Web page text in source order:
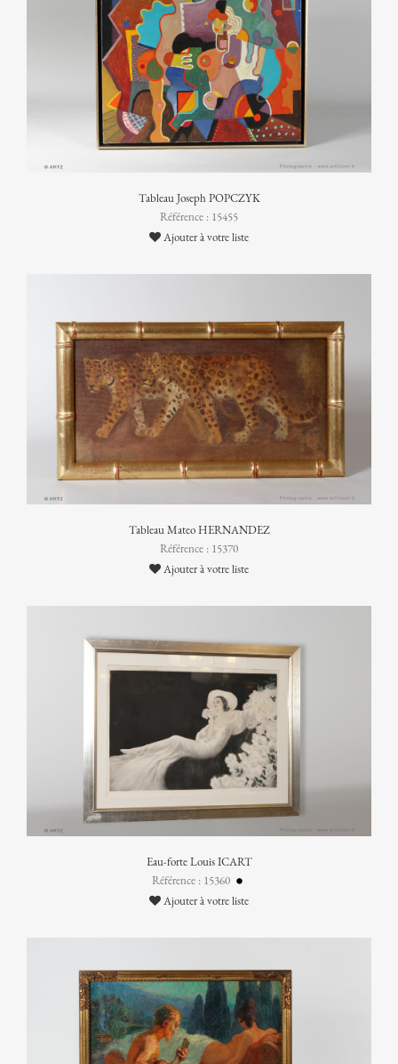
Tableau Joseph POPCZYK
Référence : 15455
Ajouter à votre liste
Tableau Mateo HERNANDEZ
Référence : 15370
Ajouter à votre liste
Eau-forte Louis ICART
Référence : 15360
Ajouter à votre liste